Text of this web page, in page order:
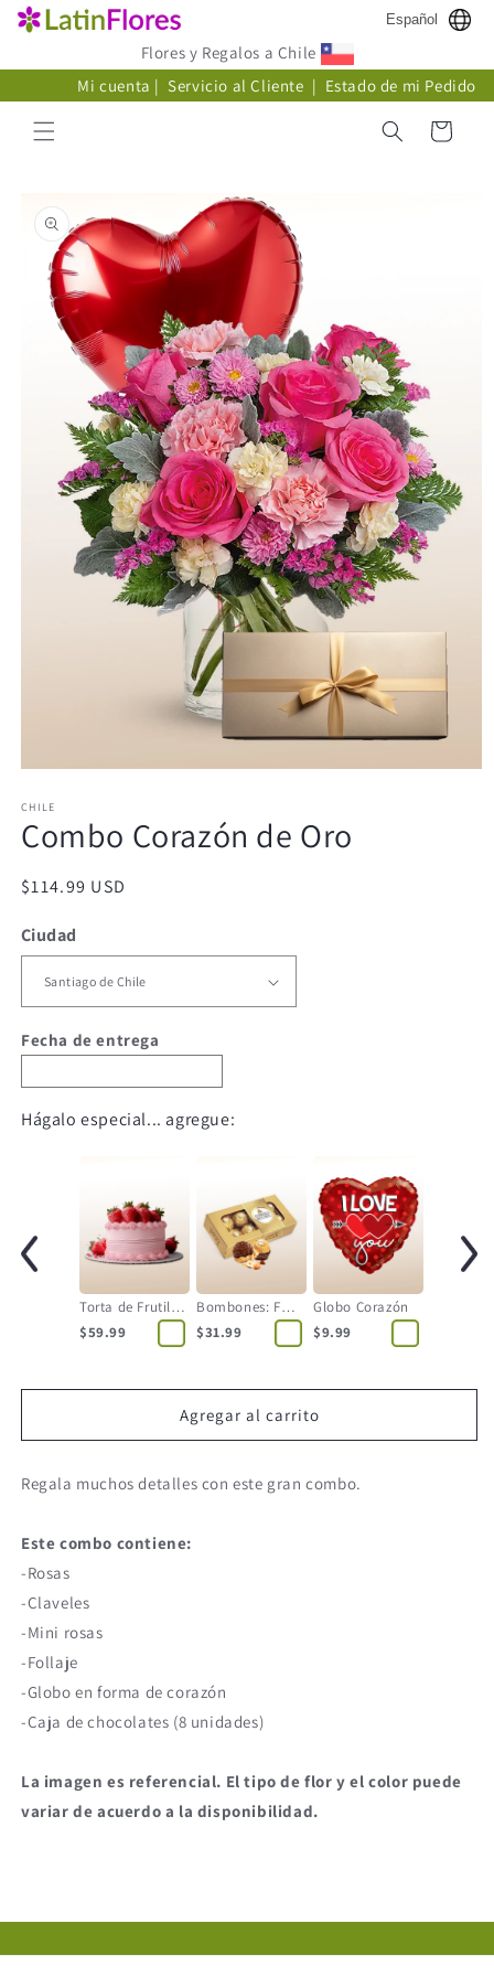
directamente
Español
Flores y Regalos a Chile
Mi cuenta | Servicio al Cliente | Estado de mi Pedido
Carrito
información
del producto
multimedia
1
en
ventana
modal
CHILE
Combo Corazón de Oro
Precio
$114.99 USD
Ciudad
Fecha de entrega
Hágalo especial... agregue:
Torta de Frutilla - 12 Personas
$59.99
Bombones: Ferrero Rocher
$31.99
Globo Corazón
$9.99
Agregar al carrito
Regala muchos detalles con este gran combo.
Este combo contiene:
-Rosas
-Claveles
-Mini rosas
-Follaje
-Globo en forma de corazón
-Caja de chocolates (8 unidades)
La imagen es referencial. El tipo de flor y el color puede
variar de acuerdo a la disponibilidad.